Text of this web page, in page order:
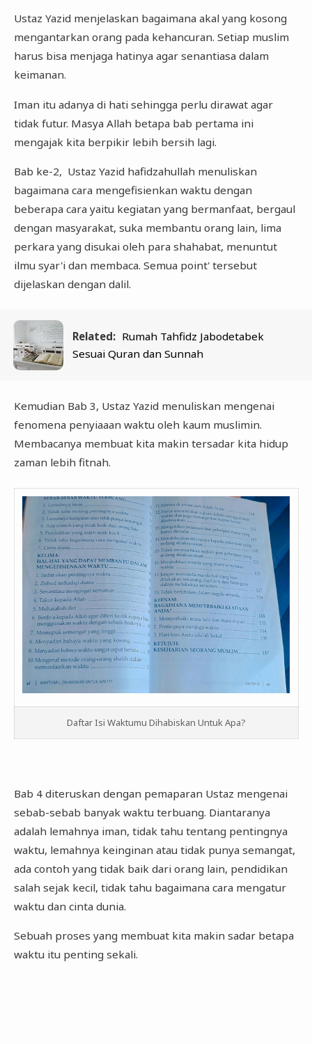
Ustaz Yazid menjelaskan bagaimana akal yang kosong
mengantarkan orang pada kehancuran. Setiap muslim
harus bisa menjaga hatinya agar senantiasa dalam
keimanan.
Iman itu adanya di hati sehingga perlu dirawat agar
tidak futur. Masya Allah betapa bab pertama ini
mengajak kita berpikir lebih bersih lagi.
Bab ke-2, Ustaz Yazid hafidzahullah menuliskan
bagaimana cara mengefisienkan waktu dengan
beberapa cara yaitu kegiatan yang bermanfaat, bergaul
dengan masyarakat, suka membantu orang lain, lima
perkara yang disukai oleh para shahabat, menuntut
ilmu syar'i dan membaca. Semua point' tersebut
dijelaskan dengan dalil.
Related: Rumah Tahfidz Jabodetabek
Sesuai Quran dan Sunnah
Kemudian Bab 3, Ustaz Yazid menuliskan mengenai
fenomena penyiaaan waktu oleh kaum muslimin.
Membacanya membuat kita makin tersadar kita hidup
zaman lebih fitnah.
Daftar Isi Waktumu Dihabiskan Untuk Apa?
Bab 4 diteruskan dengan pemaparan Ustaz mengenai
sebab-sebab banyak waktu terbuang. Diantaranya
adalah lemahnya iman, tidak tahu tentang pentingnya
waktu, lemahnya keinginan atau tidak punya semangat,
ada contoh yang tidak baik dari orang lain, pendidikan
salah sejak kecil, tidak tahu bagaimana cara mengatur
waktu dan cinta dunia.
Sebuah proses yang membuat kita makin sadar betapa
waktu itu penting sekali.